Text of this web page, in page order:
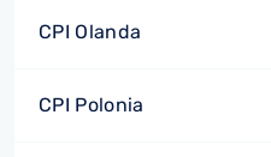
CPI Olanda
CPI Polonia